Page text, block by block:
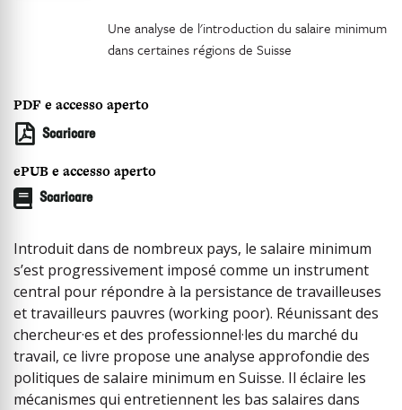
Une analyse de l'introduction du salaire minimum
dans certaines régions de Suisse
PDF e accesso aperto
Scaricare
ePUB e accesso aperto
Scaricare
Introduit dans de nombreux pays, le salaire minimum
s’est progressivement imposé comme un instrument
central pour répondre à la persistance de travailleuses
et travailleurs pauvres (working poor). Réunissant des
chercheur·es et des professionnel·les du marché du
travail, ce livre propose une analyse approfondie des
politiques de salaire minimum en Suisse. Il éclaire les
mécanismes qui entretiennent les bas salaires dans